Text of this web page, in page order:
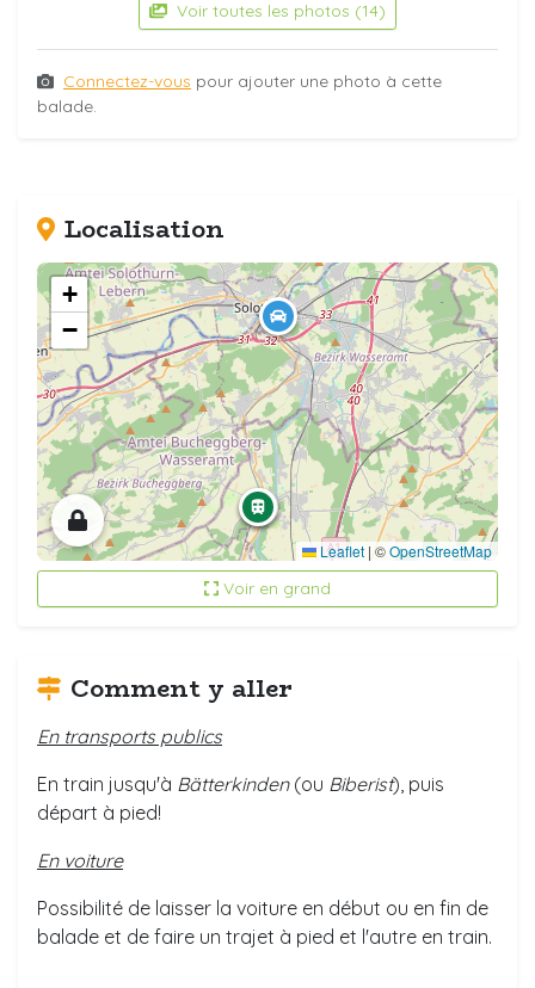
Voir toutes les photos (14)
Connectez-vous pour ajouter une photo à cette
balade.
Localisation
+
−
Leaflet | ©OpenStreetMap
Voir en grand
Comment y aller
En transports publics
En train jusqu'à Bätterkinden(ou Biberist), puis
départ à pied!
En voiture
Possibilité de laisser la voiture en début ou en fin de
balade et de faire un trajet à pied et l'autre en train.